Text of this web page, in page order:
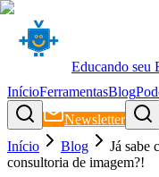
Educando seu
InícioFerramentasBlog
Newsletter
Início
Blog
Já sabe
consultoria de imagem?!